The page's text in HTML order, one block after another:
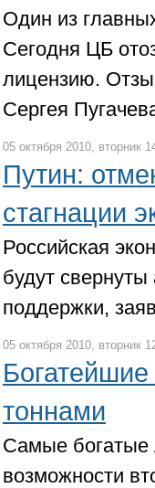
Один из
Сегодня ЦБ
лицензию.
Сергея
05 октября 2010, вторник
Путин:
стагнации
Российская
будут
поддержки,
05 октября 2010, вторник
тоннами
Самые богатые
возможности